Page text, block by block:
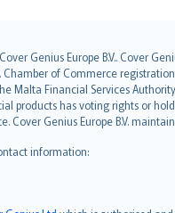
Genius Europe B.V.. Cover
of Commerce
Malta Financial Services
products has voting rights or
Genius Europe B.V.
information: